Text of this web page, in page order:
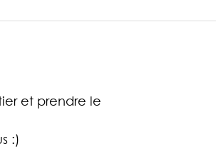
et prendre le
:)